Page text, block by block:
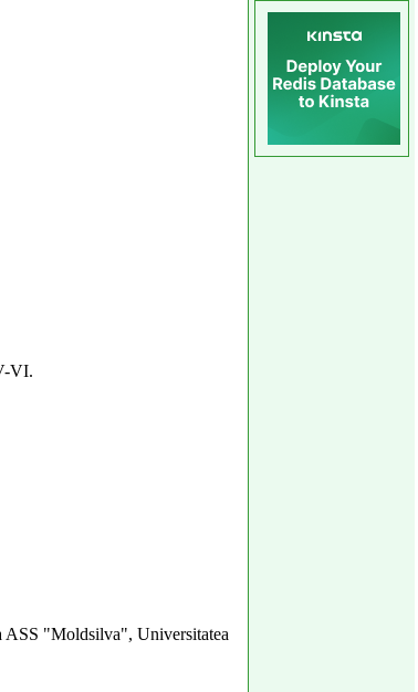
VI.
ASS "Moldsilva", Universitatea